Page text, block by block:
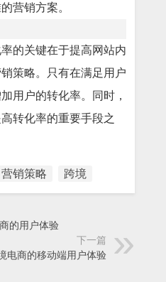
营销方案。
的关键在于提高网站内
策略。只有在满足用户
用户的转化率。同时，
转化率的重要手段之
营销策略 跨境
的用户体验
下一篇
电商的移动端用户体验